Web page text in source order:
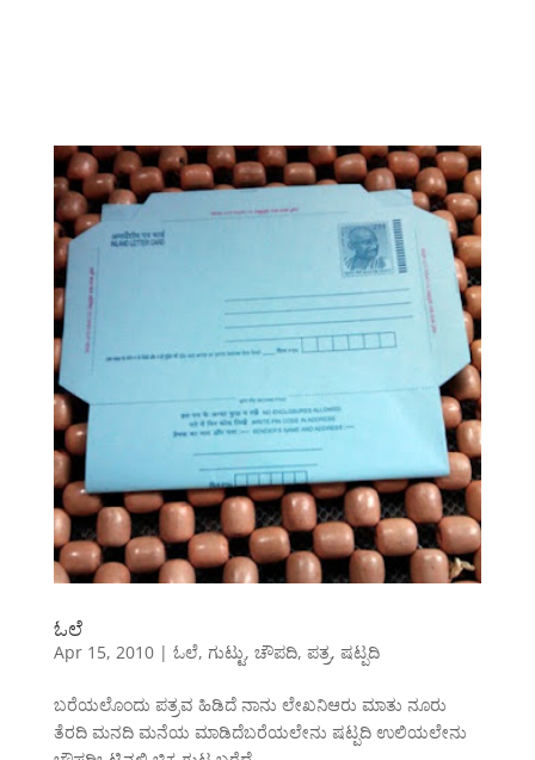
ಓಲೆ
Apr 15, 2010| ಓಲೆ, ಗುಟ್ಟು, ಚೌಪದಿ, ಪತ್ರ, ಷಟ್ಪದಿ
ಬರೆಯಲೊಂದು ಪತ್ರವ ಹಿಡಿದೆ ನಾನು ಲೇಖನಿಆರು ಮಾತು ನೂರು
ತೆರದಿ ಮನದಿ ಮನೆಯ ಮಾಡಿದೆಬರೆಯಲೇನು ಷಟ್ಪದಿ ಉಲಿಯಲೇನು